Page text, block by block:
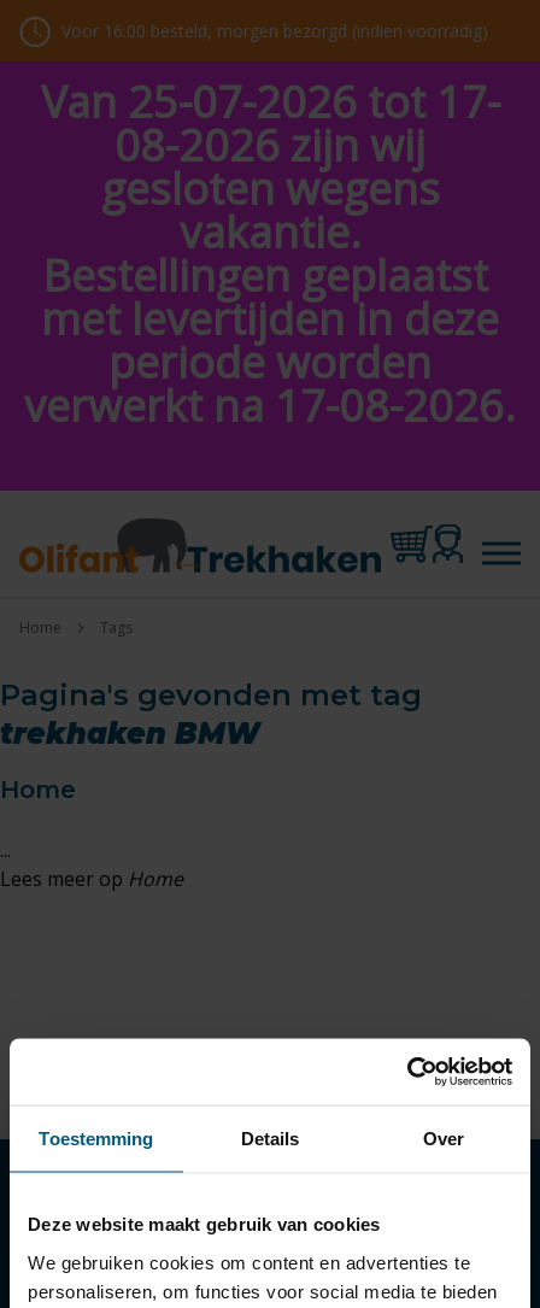
Toestemming Details Over
Deze website maakt gebruik van cookies
We gebruiken cookies om content en advertenties te
personaliseren, om functies voor social media te bieden
Voor 16:00 besteld, morgen bezorgd (indien voorradig)
Van 25-07-2026 tot 17-
08-2026 zijn wij
gesloten wegens
vakantie.
Bestellingen geplaatst
met levertijden in deze
periode worden
verwerkt na 17-08-2026.
Home Tags
Pagina's gevonden met tag
trekhaken BMW
Home
...
Lees meer op Home
Klantenservice
Contactgegevens